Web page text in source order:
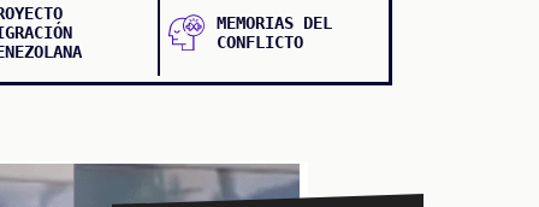
MEMORIAS DEL
CONFLICTO